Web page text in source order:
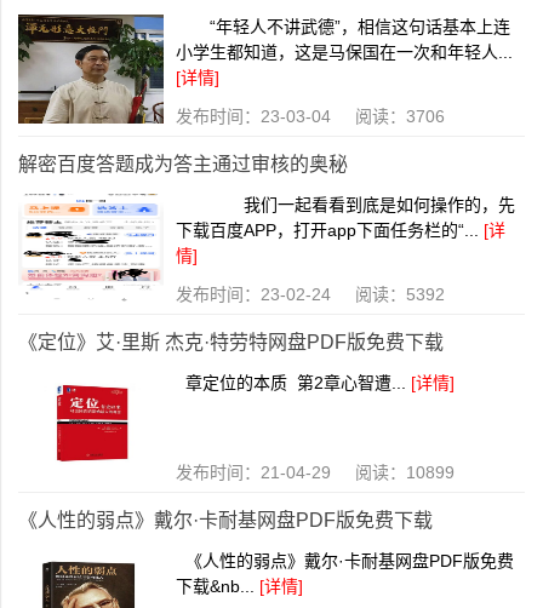
“年轻人不讲武德”，相信这句话基本上连
小学生都知道，这是马保国在一次和年轻人...
[详情]
发布时间：23-03-04 阅读：3706
解密百度答题成为答主通过审核的奥秘
我们一起看看到底是如何操作的，先
下载百度APP，打开app下面任务栏的“... [详
情]
发布时间：23-02-24 阅读：5392
《定位》艾·里斯 杰克·特劳特网盘PDF版免费下载
章定位的本质 第2章心智遭... [详情]
发布时间：21-04-29 阅读：10899
《人性的弱点》戴尔·卡耐基网盘PDF版免费下载
《人性的弱点》戴尔·卡耐基网盘PDF版免费
下载&nb... [详情]